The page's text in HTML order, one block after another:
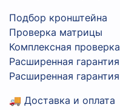
Подбор кронштейна
Проверка матрицы
Комплексная
Расширенная
Расширенная
🚚 Доставка и оплата